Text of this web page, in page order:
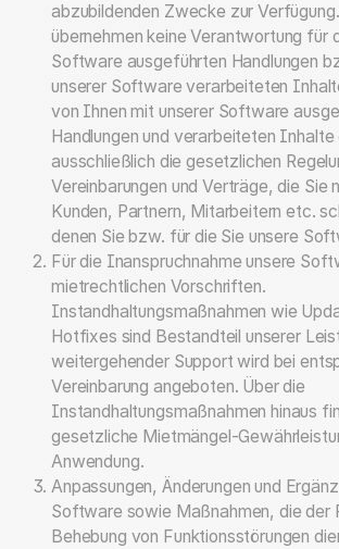
abzubildenden Zwecke zur
übernehmen keine Verantwortung für
Software ausgeführten Handlungen
unserer Software verarbeiteten
von Ihnen mit unserer Software
Handlungen und verarbeiteten Inhalte
ausschließlich die gesetzlichen
Vereinbarungen und Verträge, die Sie
Kunden, Partnern, Mitarbeitern etc.
denen Sie bzw. für die Sie unsere
Für die Inanspruchnahme unsere
mietrechtlichen Vorschriften.
Instandhaltungsmaßnahmen wie
Hotfixes sind Bestandteil unserer
weitergehender Support wird bei
Vereinbarung angeboten. Über die
Instandhaltungsmaßnahmen hinaus
gesetzliche Mietmängel-
Anwendung.
Anpassungen, Änderungen und
Software sowie Maßnahmen, die der
Behebung von Funktionsstörungen